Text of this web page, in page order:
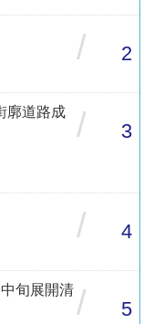
/ 2
廓道路成
/ 3
/ 4
旬展開清 / 5